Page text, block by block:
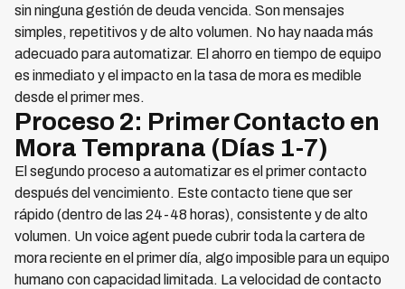
sin ninguna gestión de deuda vencida. Son mensajes
simples, repetitivos y de alto volumen. No hay naada más
adecuado para automatizar. El ahorro en tiempo de equipo
es inmediato y el impacto en la tasa de mora es medible
desde el primer mes.
Proceso 2: Primer Contacto en
Mora Temprana (Días 1-7)
El segundo proceso a automatizar es el primer contacto
después del vencimiento. Este contacto tiene que ser
rápido (dentro de las 24-48 horas), consistente y de alto
volumen. Un voice agent puede cubrir toda la cartera de
mora reciente en el primer día, algo imposible para un equipo
humano con capacidad limitada. La velocidad de contacto